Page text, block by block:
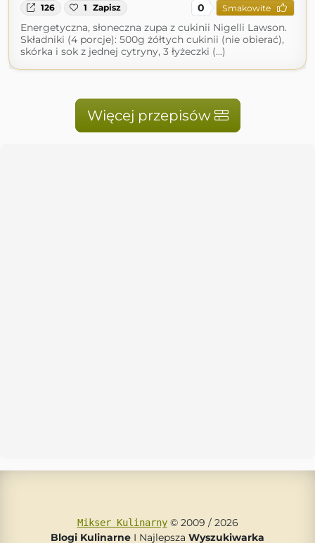
126 1 Zapisz 0 Smakowite
Energetyczna, słoneczna zupa z cukinii Nigelli Lawson.
Składniki (4 porcje): 500g żółtych cukinii (nie obierać),
skórka i sok z jednej cytryny, 3 łyżeczki (...)
Więcej przepisów
Mikser Kulinarny© 2009 / 2026
Blogi Kulinarne I Najlepsza Wyszukiwarka